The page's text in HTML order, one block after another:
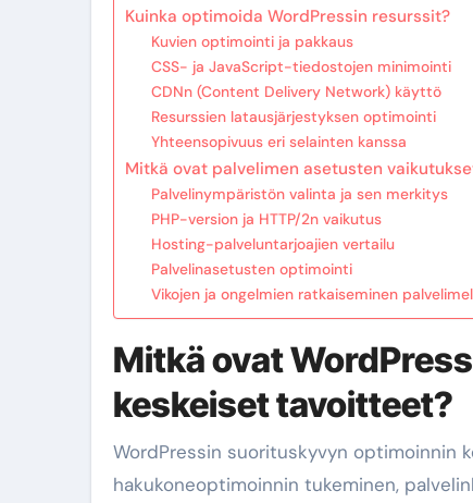
Kuinka optimoida WordPressin resurssit?
Kuvien optimointi ja pakkaus
CSS- ja JavaScript-tiedostojen minimointi
CDNn (Content Delivery Network) käyttö
Resurssien latausjärjestyksen optimointi
Yhteensopivuus eri selainten kanssa
Mitkä ovat palvelimen asetusten
Palvelinympäristön valinta ja sen merkitys
PHP-version ja HTTP/2n vaikutus
Hosting-palveluntarjoajien vertailu
Palvelinasetusten optimointi
Vikojen ja ongelmien ratkaiseminen
Mitkä ovat
keskeiset tavoitteet?
WordPressin suorituskyvyn optimoinnin
hakukoneoptimoinnin tukeminen,